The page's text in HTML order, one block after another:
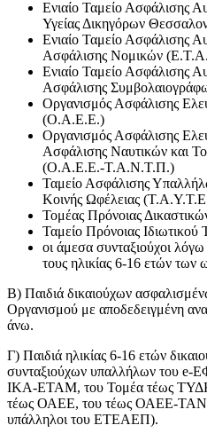
Ενιαίο Ταμείο Ασφάλισης
Υγείας Δικηγόρων
Ενιαίο Ταμείο Ασφάλισης
Ασφάλισης Νομικών
Ενιαίο Ταμείο Ασφάλισης
Ασφάλισης
Οργανισμός Ασφάλισης
(Ο.Α.Ε.Ε.)
Οργανισμός Ασφάλισης
Ασφάλισης Ναυτικών και
(Ο.Α.Ε.Ε.-Τ.Α.Ν.Τ.Π.)
Ταμείο Ασφάλισης
Κοινής Ωφέλειας
Τομέας Πρόνοιας
Ταμείο Πρόνοιας
οι άμεσα συνταξιούχοι
τους ηλικίας 6-16 ετών
Β) Παιδιά δικαιούχων
Οργανισμού με αποδεδειγμένη
άνω.
Γ) Παιδιά ηλικίας 6-16 ετών
συνταξιούχων υπαλλήλων του e-
ΙΚΑ-ΕΤΑΜ, του Τομέα τέως
τέως ΟΑΕΕ, του τέως ΟΑΕΕ-
υπάλληλοι του ΕΤΕΑΕΠ).